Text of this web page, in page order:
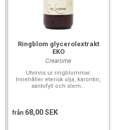
Ringblom glycerolextrakt
EKO
Crearome
Utvinns ur ringblommar.
Innehåller eterisk olja, karontin,
xantofyll och slem...
från 68,00 SEK